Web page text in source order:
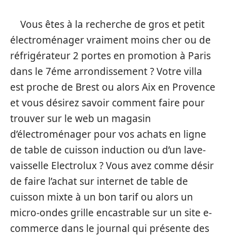
Vous êtes à la recherche de gros et petit
électroménager vraiment moins cher ou de
réfrigérateur 2 portes en promotion à Paris
dans le 7éme arrondissement ? Votre villa
est proche de Brest ou alors Aix en Provence
et vous désirez savoir comment faire pour
trouver sur le web un magasin
d’électroménager pour vos achats en ligne
de table de cuisson induction ou d’un lave-
vaisselle Electrolux ? Vous avez comme désir
de faire l’achat sur internet de table de
cuisson mixte à un bon tarif ou alors un
micro-ondes grille encastrable sur un site e-
commerce dans le journal qui présente des